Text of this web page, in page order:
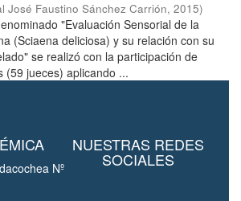
José Faustino Sánchez Carrión, 2015)
"Evaluación Sensorial de la
(Sciaena deliciosa) y su relación con su
se realizó con la participación de
(59 jueces) aplicando ...
Nº
NUESTRAS REDES
SOCIALES